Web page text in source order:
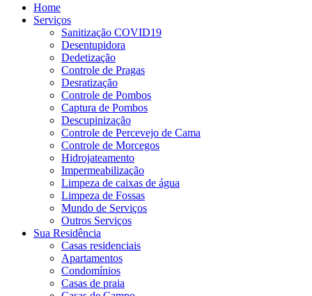
Home
Serviços
Sanitização COVID19
Desentupidora
Dedetização
Controle de Pragas
Desratização
Controle de Pombos
Captura de Pombos
Descupinização
Controle de Percevejo de Cama
Controle de Morcegos
Hidrojateamento
Impermeabilização
Limpeza de caixas de água
Limpeza de Fossas
Mundo de Serviços
Outros Serviços
Sua Residência
Casas residenciais
Apartamentos
Condomínios
Casas de praia